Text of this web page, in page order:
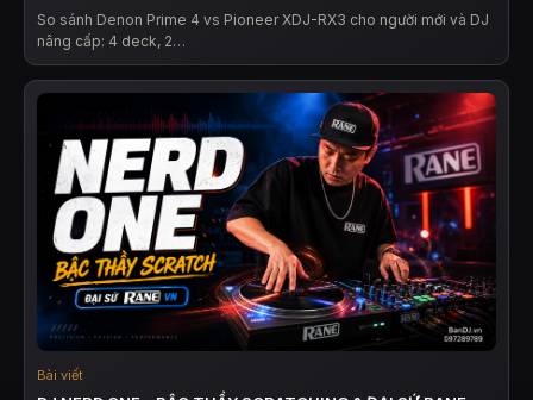
So sánh Denon Prime 4 vs Pioneer XDJ-RX3 cho người mới và DJ
nâng cấp: 4 deck, 2…
Bài viết